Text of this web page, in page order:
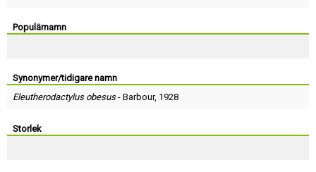
Populärnamn
Synonymer/tidigare namn
Eleutherodactylus obesus- Barbour, 1928
Storlek